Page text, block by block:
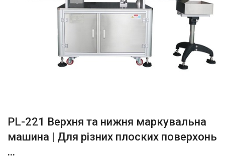
PL-221 Верхня та нижня маркувальна
машина | Для різних плоских поверхонь
...